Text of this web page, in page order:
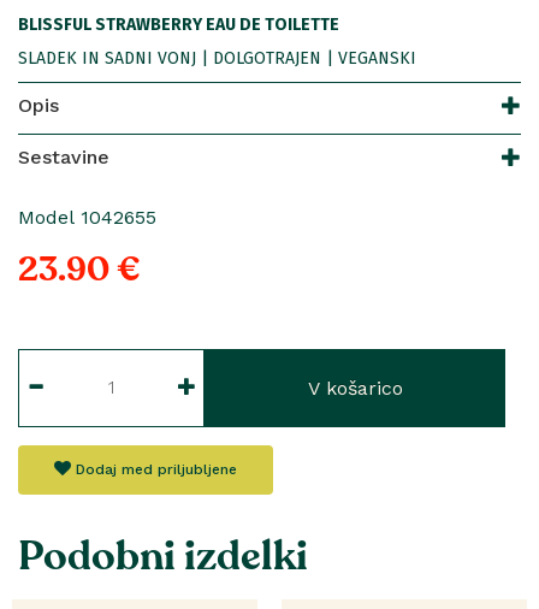
BLISSFUL STRAWBERRY EAU DE TOILETTE
SLADEK IN SADNI VONJ | DOLGOTRAJEN | VEGANSKI
Opis
Sestavine
Model 1042655
23.90 €
V košarico
Dodaj med priljubljene
Podobni izdelki